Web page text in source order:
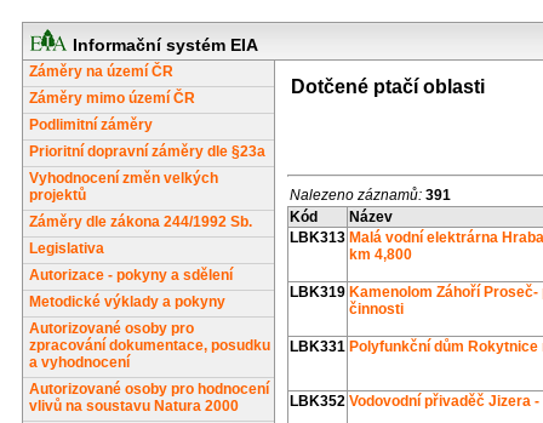
Informační systém EIA
Záměry na území ČR
Záměry mimo území ČR
Podlimitní záměry
Prioritní dopravní záměry dle §23a
Vyhodnocení změn velkých
projektů
Záměry dle zákona 244/1992 Sb.
Legislativa
Autorizace - pokyny a sdělení
Metodické výklady a pokyny
Autorizované osoby pro
zpracování dokumentace, posudku
a vyhodnocení
Autorizované osoby pro hodnocení
vlivů na soustavu Natura 2000
Dotčené ptačí oblasti
Nalezeno záznamů: 391
Kód
Název
LBK313 Malá vodní elektrárna
km 4,800
LBK319 Kamenolom Záhoří
činnosti
LBK331 Polyfunkční dům Rokytnice
LBK352 Vodovodní přivaděč Jizera